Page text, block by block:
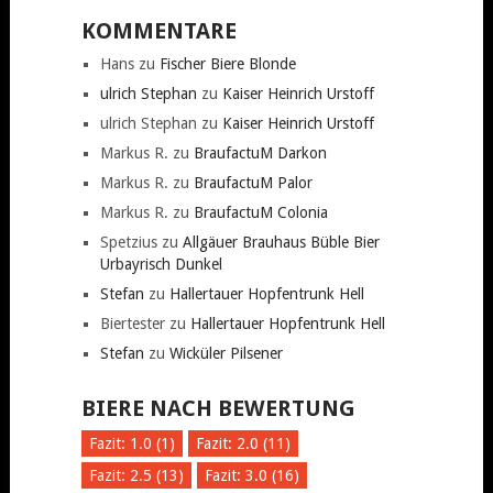
KOMMENTARE
Hanszu Fischer Biere Blonde
ulrich Stephan zu Kaiser Heinrich Urstoff
ulrich Stephan zu Kaiser Heinrich Urstoff
Markus R. zu BraufactuM Darkon
Markus R. zu BraufactuM Palor
Markus R. zu BraufactuM Colonia
Spetziuszu Allgäuer Brauhaus Büble Bier
Urbayrisch Dunkel
Stefan zu Hallertauer Hopfentrunk Hell
Biertesterzu Hallertauer Hopfentrunk Hell
Stefan zu Wicküler Pilsener
BIERE NACH BEWERTUNG
Fazit: 1.0 (1)
Fazit: 2.0 (11)
Fazit: 2.5 (13)
Fazit: 3.0 (16)